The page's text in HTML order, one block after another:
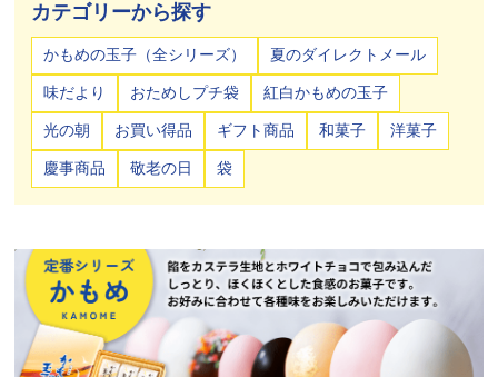
カテゴリーから探す
かもめの玉子（全シリーズ） 夏のダイレクトメール
味だより おためしプチ袋 紅白かもめの玉子
光の朝 お買い得品 ギフト商品 和菓子 洋菓子
慶事商品 敬老の日 袋